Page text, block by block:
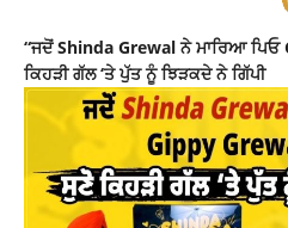
“ਜਦੋਂ Shinda Grewal ਨੇ ਮਾਰਿਆ
ਕਿਹੜੀ ਗੱਲ ‘ਤੇ ਪੁੱਤ ਨੂੰ ਝਿੜਕਦੇ ਨੇ ਗਿੱਪੀ